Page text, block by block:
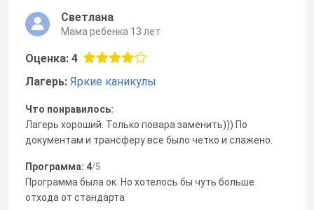
Светлана
Мама ребенка 13 лет
Оценка: 4
Лагерь: Яркие каникулы
Что понравилось:
Лагерь хороший. Только повара заменить))) По
документам и трансферу все было четко и слажено.
Программа: 4/5
Программа была ок. Но хотелось бы чуть больше
отхода от стандарта